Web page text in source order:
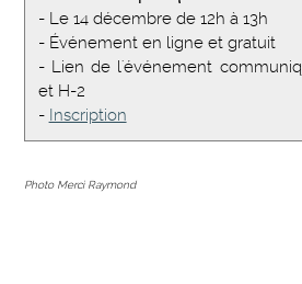
- Le 14 décembre de 12h à 13h
- Événement en ligne et gratuit
- Lien de l'événement
et H-2
- Inscription
Photo Merci Raymond